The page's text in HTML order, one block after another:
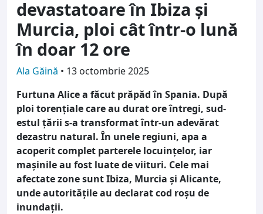
devastatoare în Ibiza și
Murcia, ploi cât într-o lună
în doar 12 ore
Ala Găină • 13 octombrie 2025
Furtuna Alice a făcut prăpăd în Spania. După
ploi torențiale care au durat ore întregi, sud-
estul țării s-a transformat într-un adevărat
dezastru natural. În unele regiuni, apa a
acoperit complet parterele locuințelor, iar
mașinile au fost luate de viituri. Cele mai
afectate zone sunt Ibiza, Murcia și Alicante,
unde autoritățile au declarat cod roșu de
inundații.